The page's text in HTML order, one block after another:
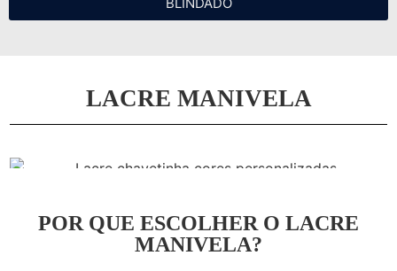
LACRE MANIVELA
POR QUE ESCOLHER O LACRE
MANIVELA?